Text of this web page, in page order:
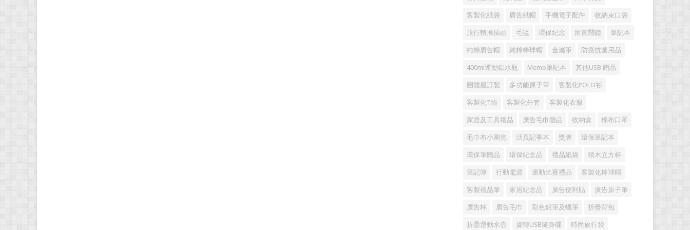
客製化紙袋 廣告紙帽 手機電子配件 收納束口袋
旅行轉換插頭 毛毯 環保紀念 留言鬧鐘 筆記本
純棉廣告帽 純棉棒球帽 金屬筆 防疫抗菌用品
400ml運動鋁水瓶 Memo筆記本 其他USB 贈品
團體服訂製 多功能原子筆 客製化POLO衫
客製化T恤 客製化外套 客製化衣服
家居及工具禮品 廣告毛巾贈品 收納盒 棉布口罩
毛巾布小圍兜 活頁記事本 獎牌 環保筆記本
環保筆贈品 環保紀念品 禮品紙袋 積木立方杯
筆記簿 行動電源 運動比賽禮品 客製化棒球帽
客製禮品筆 家居紀念品 廣告便利貼 廣告原子筆
廣告杯 廣告毛巾 彩色鉛筆及蠟筆 折疊背包
折疊運動水壺 旋轉USB隨身碟 時尚旅行袋